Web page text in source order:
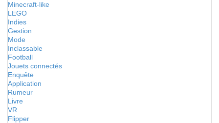
Minecraft-like
LEGO
Indies
Gestion
Mode
Inclassable
Football
Jouets connectés
Enquête
Application
Rumeur
Livre
VR
Flipper